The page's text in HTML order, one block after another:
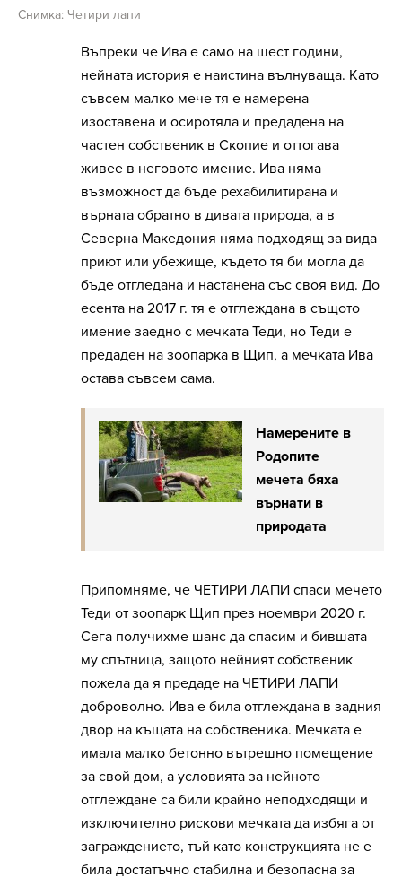
Снимка: Четири лапи
Въпреки че Ива е само на шест години,
нейната история е наистина вълнуваща. Като
съвсем малко мече тя е намерена
изоставена и осиротяла и предадена на
частен собственик в Скопие и оттогава
живее в неговото имение. Ива няма
възможност да бъде рехабилитирана и
върната обратно в дивата природа, а в
Северна Македония няма подходящ за вида
приют или убежище, където тя би могла да
бъде отгледана и настанена със своя вид. До
есента на 2017 г. тя е отглеждана в същото
имение заедно с мечката Теди, но Теди е
предаден на зоопарка в Щип, а мечката Ива
остава съвсем сама.
Намерените в
Родопите
мечета бяха
върнати в
природата
Припомняме, че ЧЕТИРИ ЛАПИ спаси мечето
Теди от зоопарк Щип през ноември 2020 г.
Сега получихме шанс да спасим и бившата
му спътница, защото нейният собственик
пожела да я предаде на ЧЕТИРИ ЛАПИ
доброволно. Ива е била отглеждана в задния
двор на къщата на собственика. Мечката е
имала малко бетонно вътрешно помещение
за свой дом, а условията за нейното
отглеждане са били крайно неподходящи и
изключително рискови мечката да избяга от
заграждението, тъй като конструкцията не е
била достатъчно стабилна и безопасна за